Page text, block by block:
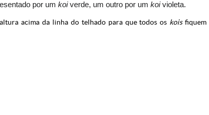
por um koi verde, um outro por um koi violeta.
acima da linha do telhado para que todos os koisfiquem